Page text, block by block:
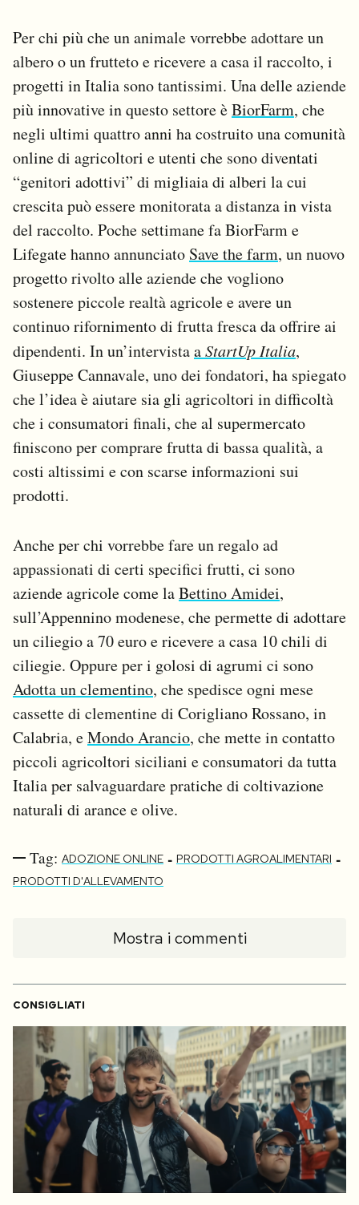
Per chi più che un animale vorrebbe adottare un
albero o un frutteto e ricevere a casa il raccolto, i
progetti in Italia sono tantissimi. Una delle aziende
più innovative in questo settore èBiorFarm, che
negli ultimi quattro anni ha costruito una comunità
online di agricoltori e utenti che sono diventati
“genitori adottivi” di migliaia di alberi la cui
crescita può essere monitorata a distanza in vista
del raccolto. Poche settimane fa BiorFarm e
Lifegate hanno annunciato Save the farm, un nuovo
progetto rivolto alle aziende che vogliono
sostenere piccole realtà agricole e avere un
continuo rifornimento di frutta fresca da offrire ai
dipendenti. In un’intervistaaStartUp Italia,
Giuseppe Cannavale, uno dei fondatori, ha spiegato
che l’idea è aiutare sia gli agricoltori in difficoltà
che i consumatori finali, che al supermercato
finiscono per comprare frutta di bassa qualità, a
costi altissimi e con scarse informazioni sui
prodotti.
Anche per chi vorrebbe fare un regalo ad
appassionati di certi specifici frutti, ci sono
aziende agricole come laBettino Amidei,
sull’Appennino modenese, che permette di adottare
un ciliegio a 70 euro e ricevere a casa 10 chili di
ciliegie. Oppure per i golosi di agrumi ci sono
Adotta un clementino, che spedisce ogni mese
cassette di clementine di Corigliano Rossano, in
Calabria, eMondo Arancio, che mette in contatto
piccoli agricoltori siciliani e consumatori da tutta
Italia per salvaguardare pratiche di coltivazione
naturali di arance e olive.
Tag: ADOZIONE ONLINE - PRODOTTI AGROALIMENTARI -
PRODOTTI D'ALLEVAMENTO
Mostra i commenti
CONSIGLIATI